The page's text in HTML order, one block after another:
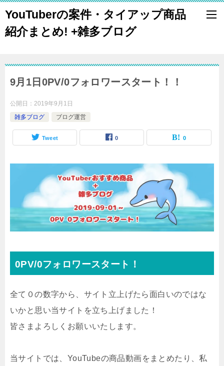
YouTuberの案件・タイアップ商品
紹介まとめ! +雑多ブログ
9月1日0PV/0フォロワースタート！！
公開日： 2019年9月1日
雑多ブログ
ブログ運営
Tweet 0 0
0PV/0フォロワースタート！
全て０の数字から、サイト立上げたら面白いのではな
いかと思い当サイトを立ち上げました！
皆さまよろしくお願いいたします。
当サイトでは、YouTubeの商品動画をまとめたり、私